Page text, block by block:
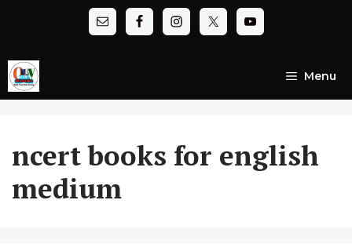
Menu
ncert books for english
medium